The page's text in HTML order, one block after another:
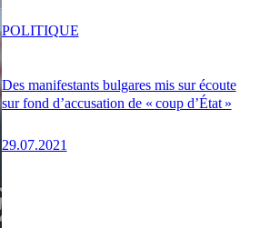
Des manifestants bulgares mis sur écoute
sur fond d’accusation de « coup d’État »
29.07.2021
POLITIQUE